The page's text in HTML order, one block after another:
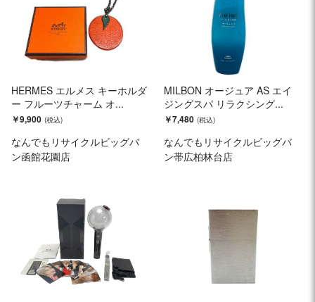
HERMES エルメス キーホルダ
ー フルーツチャーム オ...
￥9,900
なんでもリサイクルビッグバ
ン函館花園店
MILBON オージュア AS エイ
ジングスパ リラクシング...
￥7,480
なんでもリサイクルビッグバ
ン帯広柏林台店